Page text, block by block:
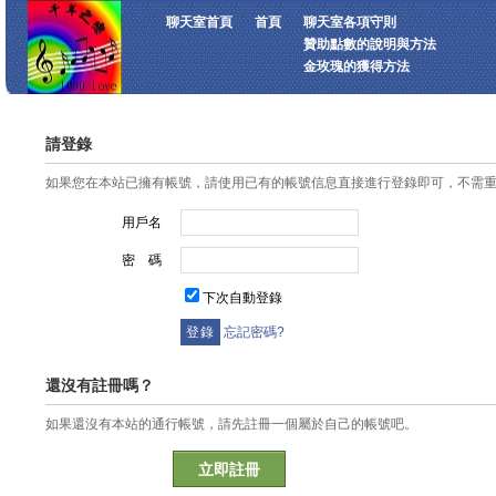
聊天室首頁 首頁
聊天室各項守則
贊助點數的說明與方法
金玫瑰的獲得方法
請登錄
如果您在本站已擁有帳號，請使用已有的帳號信息直接進行登錄即可，不需
用戶名
密 碼
下次自動登錄
忘記密碼?
還沒有註冊嗎？
如果還沒有本站的通行帳號，請先註冊一個屬於自己的帳號吧。
立即註冊